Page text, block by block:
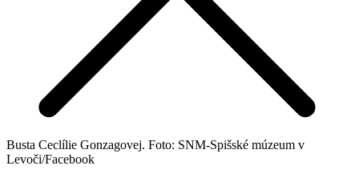
Busta Ceclílie Gonzagovej. Foto: SNM-Spišské múzeum v
Levoči/Facebook